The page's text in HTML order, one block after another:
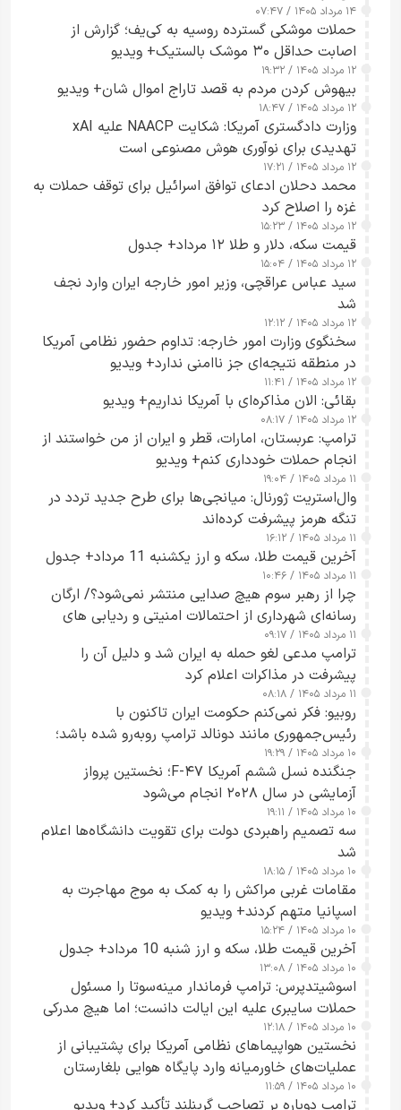
۱۴ مرداد ۱۴۰۵ / ۰۷:۴۷
حملات موشکی گسترده روسیه به کی‌یف؛ گزارش از
اصابت حداقل ۳۰ موشک بالستیک+ ویدیو
۱۲ مرداد ۱۴۰۵ / ۱۹:۳۲
بیهوش کردن مردم به قصد تاراج اموال شان+ ویدیو
۱۲ مرداد ۱۴۰۵ / ۱۸:۴۷
وزارت دادگستری آمریکا: شکایت NAACP علیه xAI
تهدیدی برای نوآوری هوش مصنوعی است
۱۲ مرداد ۱۴۰۵ / ۱۷:۲۱
محمد دحلان ادعای توافق اسرائیل برای توقف حملات به
غزه را اصلاح کرد
۱۲ مرداد ۱۴۰۵ / ۱۵:۲۳
قیمت سکه، دلار و طلا ۱۲ مرداد+ جدول
۱۲ مرداد ۱۴۰۵ / ۱۵:۰۴
سید عباس عراقچی، وزیر امور خارجه ایران وارد نجف
شد
۱۲ مرداد ۱۴۰۵ / ۱۲:۱۲
سخنگوی وزارت امور خارجه: تداوم حضور نظامی آمریکا
در منطقه نتیجه‌ای جز ناامنی ندارد+ ویدیو
۱۲ مرداد ۱۴۰۵ / ۱۱:۴۱
بقائی: الان مذاکره‌ای با آمریکا نداریم+ ویدیو
۱۲ مرداد ۱۴۰۵ / ۰۸:۱۷
ترامپ: عربستان، امارات، قطر و ایران از من خواستند از
انجام حملات خودداری کنم+ ویدیو
۱۱ مرداد ۱۴۰۵ / ۱۹:۰۴
وال‌استریت ژورنال: میانجی‌ها برای طرح جدید تردد در
تنگه هرمز پیشرفت کرده‌اند
۱۱ مرداد ۱۴۰۵ / ۱۶:۱۲
آخرین قیمت طلا، سکه و ارز یکشنبه 11 مرداد+ جدول
۱۱ مرداد ۱۴۰۵ / ۱۰:۴۶
چرا از رهبر سوم هیچ صدایی منتشر نمی‌شود؟/ ارگان
رسانه‌ای شهرداری از احتمالات امنیتی و ردیابی های
جاسوسی گفت
۱۱ مرداد ۱۴۰۵ / ۰۹:۱۷
ترامپ مدعی لغو حمله به ایران شد و دلیل آن را
پیشرفت در مذاکرات اعلام کرد
۱۱ مرداد ۱۴۰۵ / ۰۸:۱۸
روبیو: فکر نمی‌کنم حکومت ایران تاکنون با
رئیس‌جمهوری مانند دونالد ترامپ روبه‌رو شده باشد؛
کسی که واقعاً دست به اقدام می‌زند
۱۰ مرداد ۱۴۰۵ / ۱۹:۲۹
جنگنده نسل ششم آمریکا F-۴۷؛ نخستین پرواز
آزمایشی در سال ۲۰۲۸ انجام می‌شود
۱۰ مرداد ۱۴۰۵ / ۱۹:۱۱
سه تصمیم راهبردی دولت برای تقویت دانشگاه‌ها اعلام
شد
۱۰ مرداد ۱۴۰۵ / ۱۸:۱۵
مقامات غربی مراکش را به کمک به موج مهاجرت به
اسپانیا متهم کردند+ ویدیو
۱۰ مرداد ۱۴۰۵ / ۱۵:۲۴
آخرین قیمت طلا، سکه و ارز شنبه 10 مرداد+ جدول
۱۰ مرداد ۱۴۰۵ / ۱۳:۰۸
اسوشیتدپرس: ترامپ فرماندار مینه‌سوتا را مسئول
حملات سایبری علیه این ایالت دانست؛ اما هیچ مدرکی
ارائه نکرد
۱۰ مرداد ۱۴۰۵ / ۱۲:۱۸
نخستین هواپیماهای نظامی آمریکا برای پشتیبانی از
عملیات‌های خاورمیانه وارد پایگاه هوایی بلغارستان
شدند
۱۰ مرداد ۱۴۰۵ / ۱۱:۵۹